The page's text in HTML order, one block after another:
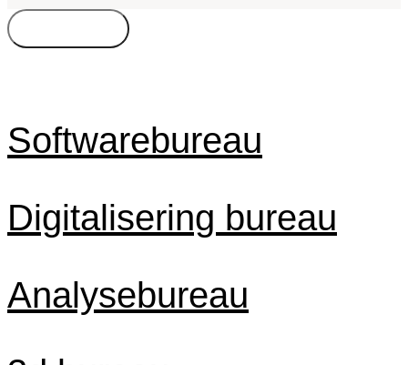
Softwarebureau
Digitalisering bureau
Analysebureau